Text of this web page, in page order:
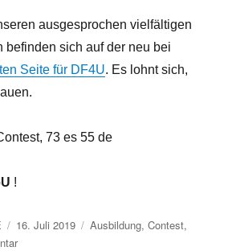
ausgesprochen vielfältigen
befinden sich auf der neu bei
Seite für DF4U. Es lohnt sich,
73 es 55 de
U !
Veröffentlicht
am
16. Juli 2019 Kategorien
Ausbildung,Contest,
zu